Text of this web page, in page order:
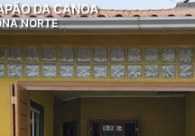
DA CANOA
NORTE